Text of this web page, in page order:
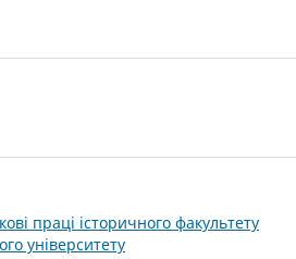
праці історичного факультету
університету